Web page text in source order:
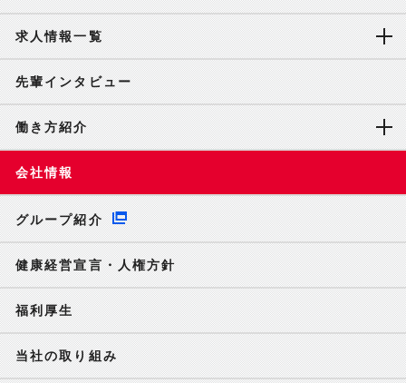
求人情報一覧
先輩インタビュー
働き方紹介
会社情報
グループ紹介
健康経営宣言・人権方針
福利厚生
当社の取り組み